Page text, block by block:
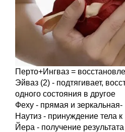
Перто+Ингваз =
Эйваз (2) - подтягивает,
одного состояния в другое
Феху - прямая и
Наутиз - принуждение тела
Йера - получение результата